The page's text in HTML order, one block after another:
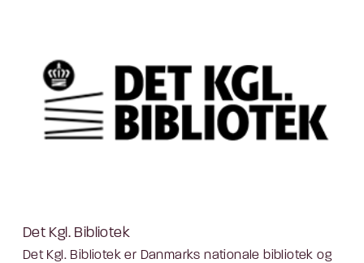
Det Kgl. Bibliotek
Det Kgl. Bibliotek er Danmarks nationale bibliotek og